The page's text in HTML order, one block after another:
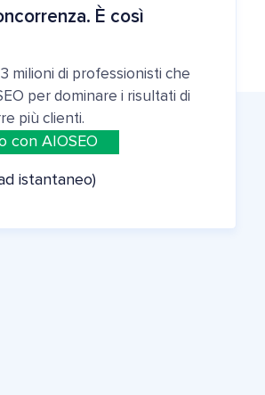
È così
milioni di professionisti che
per dominare i risultati di
più clienti.
con AIOSEO
istantaneo)